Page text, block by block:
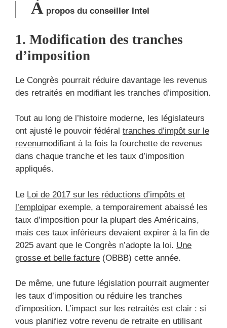
À propos du conseiller Intel
1. Modification des tranches
d’imposition
Le Congrès pourrait réduire davantage les revenus
des retraités en modifiant les tranches d’imposition.
Tout au long de l’histoire moderne, les législateurs
ont ajusté le pouvoir fédéral tranches d’impôt sur le
revenumodifiant à la fois la fourchette de revenus
dans chaque tranche et les taux d’imposition
appliqués.
Le Loi de 2017 sur les réductions d’impôts et
l’emploipar exemple, a temporairement abaissé les
taux d’imposition pour la plupart des Américains,
mais ces taux inférieurs devaient expirer à la fin de
2025 avant que le Congrès n’adopte la loi. Une
grosse et belle facture (OBBB) cette année.
De même, une future législation pourrait augmenter
les taux d’imposition ou réduire les tranches
d’imposition. L’impact sur les retraités est clair : si
vous planifiez votre revenu de retraite en utilisant